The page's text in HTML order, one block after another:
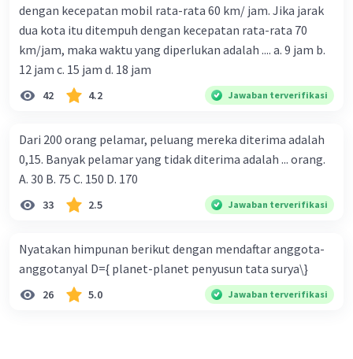
dengan kecepatan mobil rata-rata 60 km/ jam. Jika jarak
dua kota itu ditempuh dengan kecepatan rata-rata 70
km/jam, maka waktu yang diperlukan adalah .... a. 9 jam b.
12 jam c. 15 jam d. 18 jam
42 4.2 Jawaban terverifikasi
Dari 200 orang pelamar, peluang mereka diterima adalah
0,15. Banyak pelamar yang tidak diterima adalah ... orang.
A. 30 B. 75 C. 150 D. 170
33 2.5 Jawaban terverifikasi
Nyatakan himpunan berikut dengan mendaftar anggota-
anggotanyal D={ planet-planet penyusun tata surya\}
26 5.0 Jawaban terverifikasi